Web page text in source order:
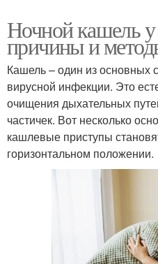
Ночной кашель у
причины и
Кашель – один из основных
вирусной инфекции. Это
очищения дыхательных
частичек. Вот несколько
кашлевые приступы
горизонтальном положении.